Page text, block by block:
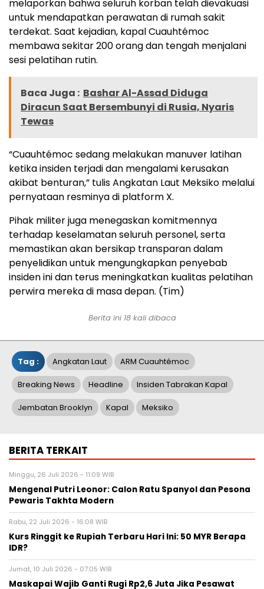
melaporkan bahwa seluruh korban telah dievakuasi
untuk mendapatkan perawatan di rumah sakit
terdekat. Saat kejadian, kapal Cuauhtémoc
membawa sekitar 200 orang dan tengah menjalani
sesi pelatihan rutin.
Baca Juga : Bashar Al-Assad Diduga
Diracun Saat Bersembunyi di Rusia, Nyaris
Tewas
“Cuauhtémoc sedang melakukan manuver latihan
ketika insiden terjadi dan mengalami kerusakan
akibat benturan,” tulis Angkatan Laut Meksiko melalui
pernyataan resminya di platform X.
Pihak militer juga menegaskan komitmennya
terhadap keselamatan seluruh personel, serta
memastikan akan bersikap transparan dalam
penyelidikan untuk mengungkapkan penyebab
insiden ini dan terus meningkatkan kualitas pelatihan
perwira mereka di masa depan. (Tim)
Berita ini 18 kali dibaca
Tag : Angkatan Laut ARM Cuauhtémoc
Breaking News Headline Insiden Tabrakan Kapal
Jembatan Brooklyn Kapal Meksiko
BERITA TERKAIT
Minggu, 26 Juli 2026 - 11:09 WIB
Mengenal Putri Leonor: Calon Ratu Spanyol dan Pesona
Pewaris Takhta Modern
Rabu, 22 Juli 2026 - 16:08 WIB
Kurs Ringgit ke Rupiah Terbaru Hari Ini: 50 MYR Berapa
IDR?
Jumat, 10 Juli 2026 - 07:05 WIB
Maskapai Wajib Ganti Rugi Rp2,6 Juta Jika Pesawat